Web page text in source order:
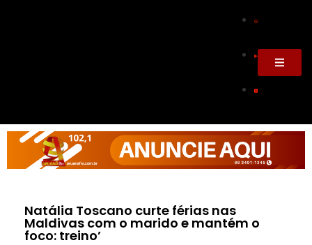
Natália Toscano curte férias nas
Maldivas com o marido e mantém o
foco: treino’